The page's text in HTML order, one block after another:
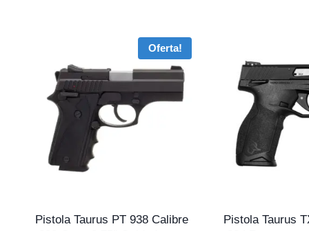
Oferta!
Pistola Taurus PT 938 Calibre
Pistola Taurus